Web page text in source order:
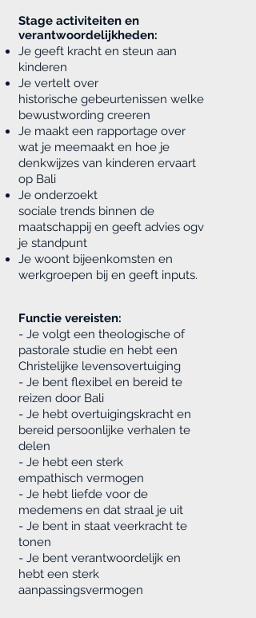
Stage activiteiten en
verantwoordelijkheden:
Je geeft kracht en steun aan
kinderen
Je vertelt over
historische gebeurtenissen welke
bewustwording creeren
Je maakt een rapportage over
wat je meemaakt en hoe je
denkwijzes van kinderen ervaart
op Bali
Je onderzoekt
sociale trends binnen de
maatschappij en geeft advies ogv
je standpunt
Je woont bijeenkomsten en
werkgroepen bij en geeft inputs.
Functie vereisten:
- Je volgt een theologische of
pastorale studie en hebt een
Christelijke levensovertuiging
- Je bent flexibel en bereid te
reizen door Bali
- Je hebt overtuigingskracht en
bereid persoonlijke verhalen te
delen
- Je hebt een sterk
empathisch vermogen
- Je hebt liefde voor de
medemens en dat straal je uit
- Je bent in staat veerkracht te
tonen
- Je bent verantwoordelijk en
hebt een sterk
aanpassingsvermogen